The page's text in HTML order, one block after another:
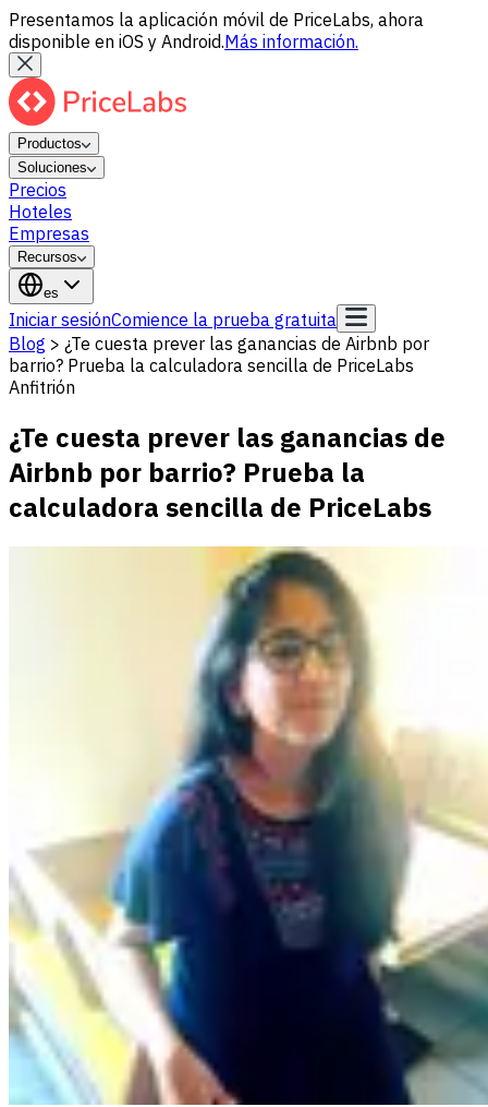
Presentamos la aplicación móvil de PriceLabs, ahora
disponible en iOS y Android.Más información.
Productos
Soluciones
Precios
Hoteles
Empresas
Recursos
es
Iniciar sesiónComience la prueba gratuita
Blog > ¿Te cuesta prever las ganancias de Airbnb por
barrio? Prueba la calculadora sencilla de PriceLabs
Anfitrión
¿Te cuesta prever las ganancias de
Airbnb por barrio? Prueba la
calculadora sencilla de PriceLabs